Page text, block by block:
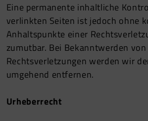
Eine permanente inhaltliche
verlinkten Seiten ist jedoch ohne
Anhaltspunkte einer
zumutbar. Bei Bekanntwerden von
Rechtsverletzungen werden wir
umgehend entfernen.
Urheberrecht